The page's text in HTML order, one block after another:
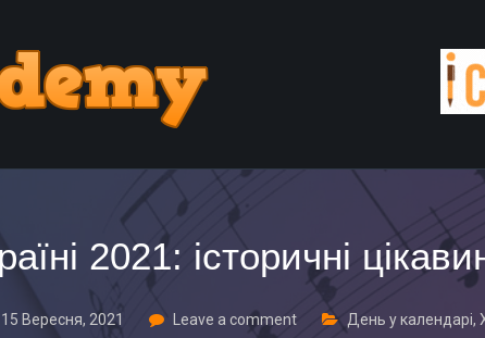
2021: історичні
15 Вересня, 2021 Leave a comment День у календарі,